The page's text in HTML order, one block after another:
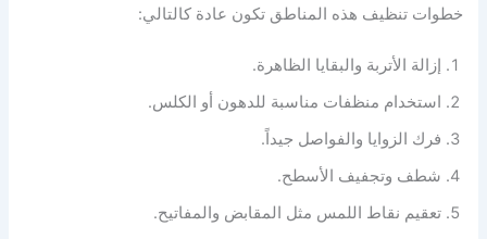
خطوات تنظيف هذه المناطق تكون عادة كالتالي:
إزالة الأتربة والبقايا الظاهرة.
استخدام منظفات مناسبة للدهون أو الكلس.
فرك الزوايا والفواصل جيداً.
شطف وتجفيف الأسطح.
تعقيم نقاط اللمس مثل المقابض والمفاتيح.